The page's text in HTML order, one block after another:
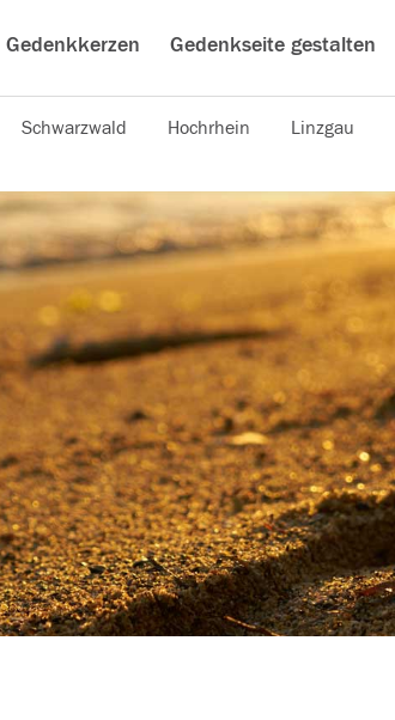
Gedenkkerzen Gedenkseite gestalten
Schwarzwald Hochrhein Linzgau